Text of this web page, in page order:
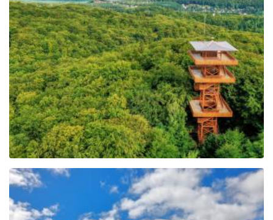
Wieża widokowa im.
Jana Pawła II na Wieżycy